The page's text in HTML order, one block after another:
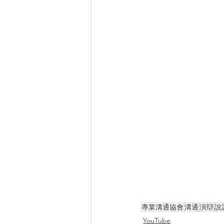
專業溝通協會溝通 演辯說
YouTube